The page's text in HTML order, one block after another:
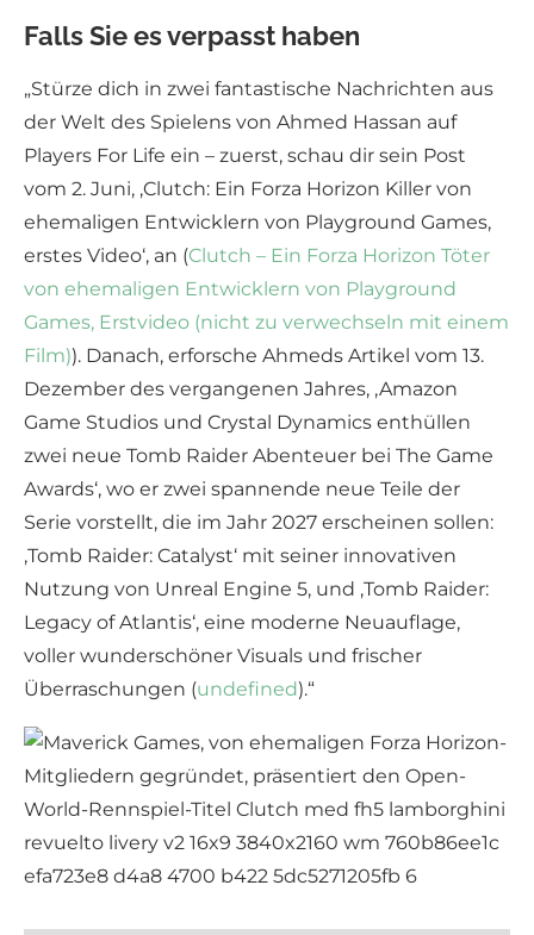
Falls Sie es verpasst haben
„Stürze dich in zwei fantastische Nachrichten aus
der Welt des Spielens von Ahmed Hassan auf
Players For Life ein – zuerst, schau dir sein Post
vom 2. Juni, ‚Clutch: Ein Forza Horizon Killer von
ehemaligen Entwicklern von Playground Games,
erstes Video‘, an (Clutch – Ein Forza Horizon Töter
von ehemaligen Entwicklern von Playground
Games, Erstvideo (nicht zu verwechseln mit einem
Film)). Danach, erforsche Ahmeds Artikel vom 13.
Dezember des vergangenen Jahres, ‚Amazon
Game Studios und Crystal Dynamics enthüllen
zwei neue Tomb Raider Abenteuer bei The Game
Awards‘, wo er zwei spannende neue Teile der
Serie vorstellt, die im Jahr 2027 erscheinen sollen:
‚Tomb Raider: Catalyst‘ mit seiner innovativen
Nutzung von Unreal Engine 5, und ‚Tomb Raider:
Legacy of Atlantis‘, eine moderne Neuauflage,
voller wunderschöner Visuals und frischer
Überraschungen (undefined).“